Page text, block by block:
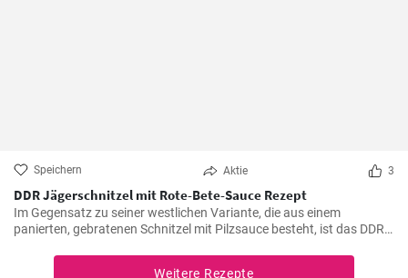
Speichern Aktie 3
DDR Jägerschnitzel mit Rote-Bete-Sauce Rezept
Im Gegensatz zu seiner westlichen Variante, die aus einem
panierten, gebratenen Schnitzel mit Pilzsauce besteht, ist das DDR-
Tomatensauce. Ein deftiges und schnelles Gericht, das eine
Weitere Rezepte